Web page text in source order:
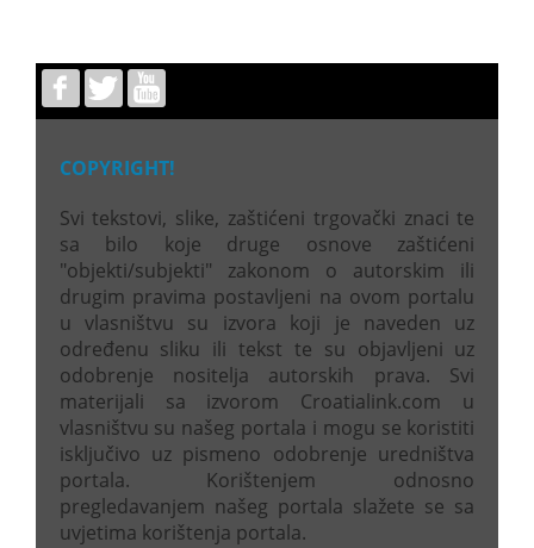
COPYRIGHT!
Svi tekstovi, slike, zaštićeni trgovački znaci te
sa bilo koje druge osnove zaštićeni
"objekti/subjekti" zakonom o autorskim ili
drugim pravima postavljeni na ovom portalu
u vlasništvu su izvora koji je naveden uz
određenu sliku ili tekst te su objavljeni uz
odobrenje nositelja autorskih prava. Svi
materijali sa izvorom Croatialink.com u
vlasništvu su našeg portala i mogu se koristiti
isključivo uz pismeno odobrenje uredništva
portala. Korištenjem odnosno
pregledavanjem našeg portala slažete se sa
uvjetima korištenja portala.